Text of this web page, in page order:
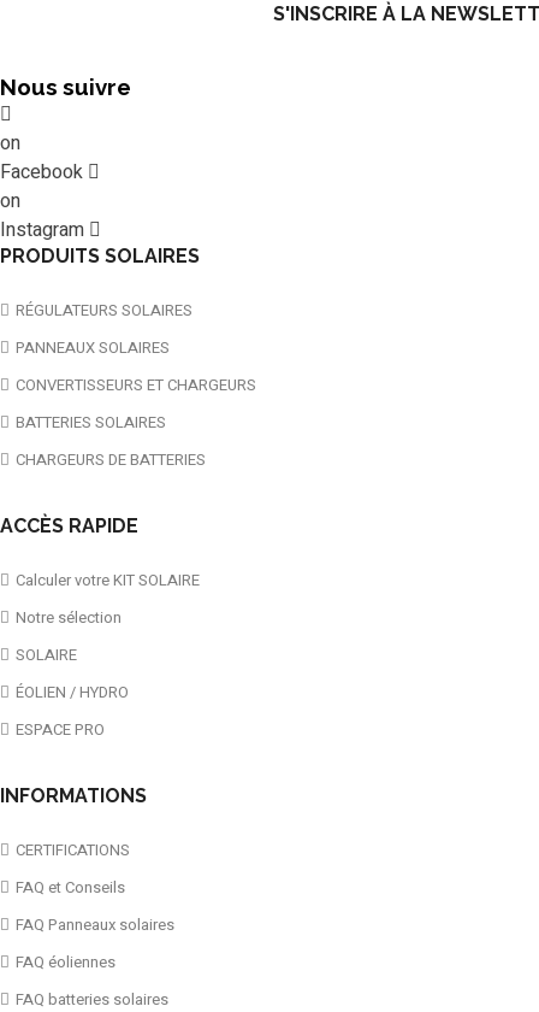
S'INSCRIRE À LA
Nous suivre
on
Facebook
on
Instagram
PRODUITS SOLAIRES
RÉGULATEURS SOLAIRES
PANNEAUX SOLAIRES
CONVERTISSEURS ET CHARGEURS
BATTERIES SOLAIRES
CHARGEURS DE BATTERIES
ACCÈS RAPIDE
Calculer votre KIT SOLAIRE
Notre sélection
SOLAIRE
ÉOLIEN / HYDRO
ESPACE PRO
INFORMATIONS
CERTIFICATIONS
FAQ et Conseils
FAQ Panneaux solaires
FAQ éoliennes
FAQ batteries solaires